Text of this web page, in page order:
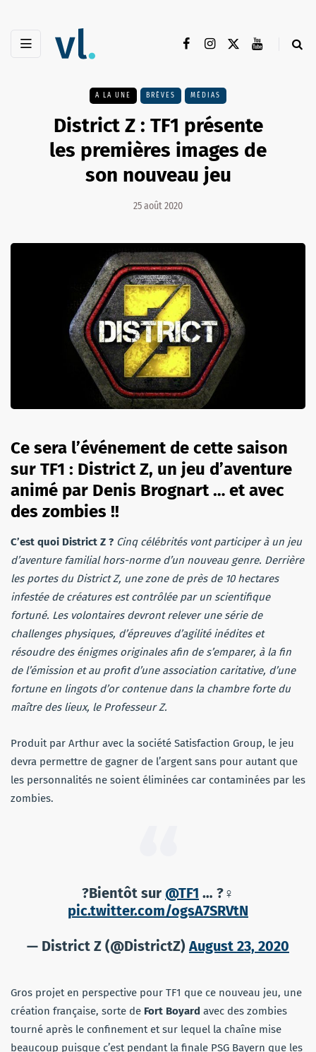
A LA UNE BRÈVES MÉDIAS
District Z : TF1 présente
les premières images de
son nouveau jeu
25 août 2020
Ce sera l’événement de cette saison
sur TF1 : District Z, un jeu d’aventure
animé par Denis Brognart … et avec
des zombies !!
C’est quoi District Z ? Cinq célébrités vont participer à un jeu
d’aventure familial hors-norme d’un nouveau genre. Derrière
les portes du District Z, une zone de près de 10 hectares
infestée de créatures est contrôlée par un scientifique
fortuné. Les volontaires devront relever une série de
challenges physiques, d’épreuves d’agilité inédites et
résoudre des énigmes originales afin de s’emparer, à la fin
de l’émission et au profit d’une association caritative, d’une
fortune en lingots d’or contenue dans la chambre forte du
maître des lieux, le Professeur Z.
Produit par Arthur avec la société Satisfaction Group, le jeu
devra permettre de gagner de l’argent sans pour autant que
les personnalités ne soient éliminées car contaminées par les
zombies.
?Bientôt sur @TF1 … ?‍♀️
pic.twitter.com/ogsA7SRVtN
— District Z (@DistrictZ)August 23, 2020
Gros projet en perspective pour TF1 que ce nouveau jeu, une
création française, sorte de Fort Boyard avec des zombies
tourné après le confinement et sur lequel la chaîne mise
beaucoup puisque c’est pendant la finale PSG Bayern que les